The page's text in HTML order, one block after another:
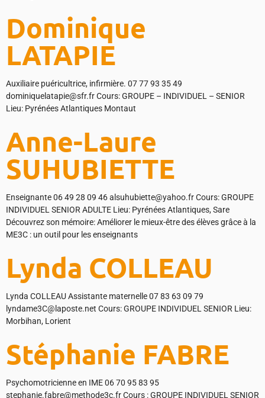
Dominique
LATAPIE
Auxiliaire puéricultrice, infirmière. 07 77 93 35 49
dominiquelatapie@sfr.fr Cours: GROUPE – INDIVIDUEL – SENIOR
Lieu: Pyrénées Atlantiques Montaut
Anne-Laure
SUHUBIETTE
Enseignante 06 49 28 09 46 alsuhubiette@yahoo.fr Cours: GROUPE
INDIVIDUEL SENIOR ADULTE Lieu: Pyrénées Atlantiques, Sare
Découvrez son mémoire: Améliorer le mieux-être des élèves grâce à la
ME3C : un outil pour les enseignants
Lynda COLLEAU
Lynda COLLEAU Assistante maternelle 07 83 63 09 79
lyndame3C@laposte.net Cours: GROUPE INDIVIDUEL SENIOR Lieu:
Morbihan, Lorient
Stéphanie FABRE
Psychomotricienne en IME 06 70 95 83 95
stephanie.fabre@methode3c.fr Cours : GROUPE INDIVIDUEL SENIOR